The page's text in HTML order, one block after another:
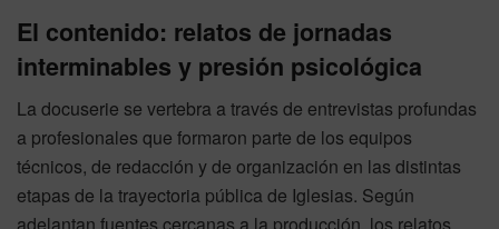
El contenido: relatos de jornadas
interminables y presión psicológica
La docuserie se vertebra a través de entrevistas profundas
a profesionales que formaron parte de los equipos
técnicos, de redacción y de organización en las distintas
etapas de la trayectoria pública de Iglesias. Según